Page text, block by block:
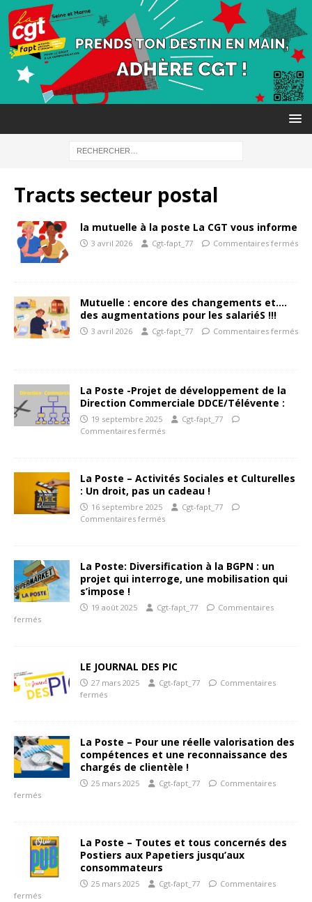
Tracts secteur postal
la mutuelle à la poste La CGT vous informe
3 avril 2026 Cgt-fapt_77 Commentaires fermés
Mutuelle : encore des changements et….
des augmentations pour les salariéS !!!
3 avril 2026 Cgt-fapt_77 Commentaires fermés
La Poste -Projet de développement de la
Direction Commerciale DDCE/Télévente :
19 septembre 2025
Cgt-fapt_77
Commentaires fermés
La Poste – Activités Sociales et Culturelles
: Un droit, pas un cadeau !
16 septembre 2025
Cgt-fapt_77
Commentaires fermés
La Poste: Diversification à la BGPN : un
projet qui interroge, une mobilisation qui
s’impose !
19 août 2025 Cgt-fapt_77
Commentaires
fermés
LE JOURNAL DES PIC
27 mars 2025 Cgt-fapt_77
Commentaires
fermés
La Poste – Pour une réelle valorisation des
compétences et une reconnaissance des
chargés de clientèle !
25 mars 2025 Cgt-fapt_77
Commentaires
fermés
La Poste – Toutes et tous concernés des
Postiers aux Papetiers jusqu’aux
consommateurs
25 mars 2025 Cgt-fapt_77
Commentaires
fermés